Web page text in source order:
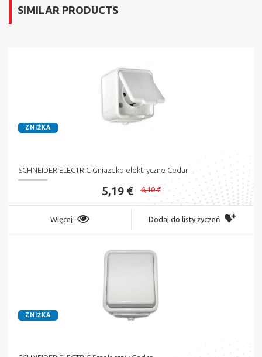
SIMILAR PRODUCTS
ZNIŻKA
SCHNEIDER ELECTRIC Gniazdko elektryczne Cedar
5,19 € 6,10 €
Więcej Dodaj do listy życzeń
ZNIŻKA